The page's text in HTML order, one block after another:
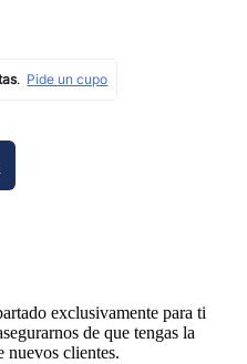
exclusivamente para ti
de que tengas la
nuevos clientes.